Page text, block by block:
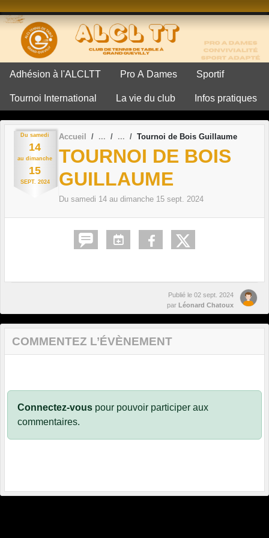
Adhésion à l'ALCLTT Pro A Dames Sportif
Tournoi International La vie du club Infos pratiques
Du samedi
14
au dimanche
15
SEPT. 2024
Accueil Tournoi de Bois Guillaume
TOURNOI DE BOIS
GUILLAUME
Du samedi 14 au dimanche 15 sept. 2024
Publié le 02 sept. 2024
par Léonard Chatoux
COMMENTEZ L’ÉVÈNEMENT
Connectez-vous pour pouvoir participer aux
commentaires.